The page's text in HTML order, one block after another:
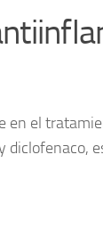
en el
diclofenaco,